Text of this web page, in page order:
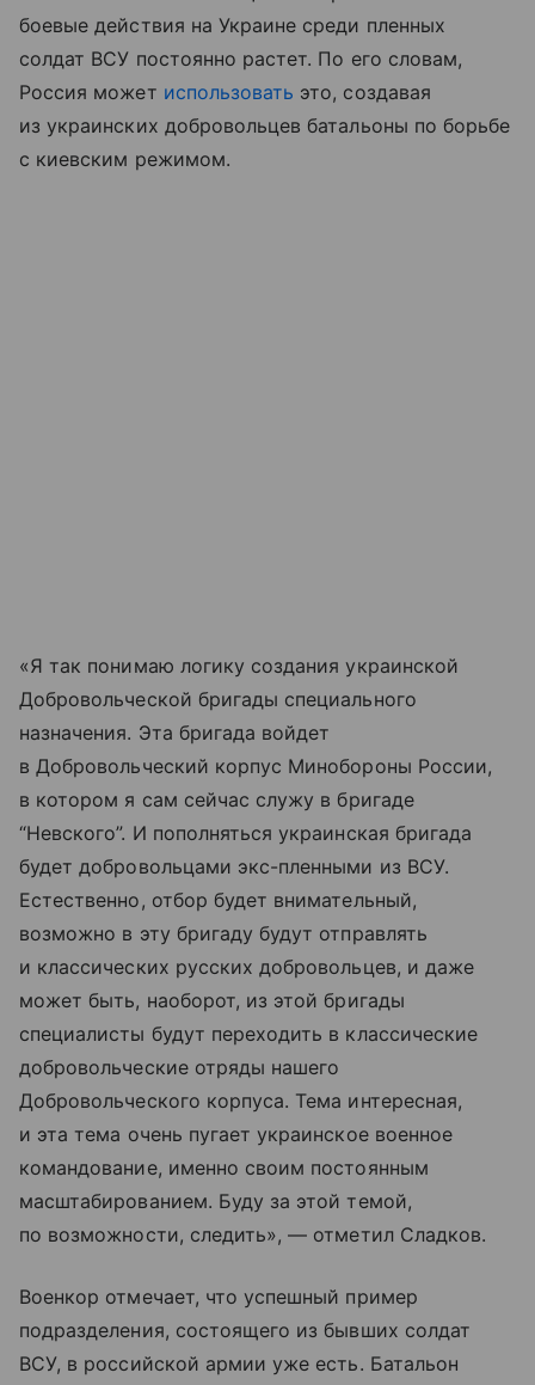
боевые действия на Украине среди пленных
солдат ВСУ постоянно растет. По его словам,
Россия может использовать это, создавая
из украинских добровольцев батальоны по борьбе
с киевским режимом.
«Я так понимаю логику создания украинской
Добровольческой бригады специального
назначения. Эта бригада войдет
в Добровольческий корпус Минобороны России,
в котором я сам сейчас служу в бригаде
“Невского”. И пополняться украинская бригада
будет добровольцами экс-пленными из ВСУ.
Естественно, отбор будет внимательный,
возможно в эту бригаду будут отправлять
и классических русских добровольцев, и даже
может быть, наоборот, из этой бригады
специалисты будут переходить в классические
добровольческие отряды нашего
Добровольческого корпуса. Тема интересная,
и эта тема очень пугает украинское военное
командование, именно своим постоянным
масштабированием. Буду за этой темой,
по возможности, следить», — отметил Сладков.
Военкор отмечает, что успешный пример
подразделения, состоящего из бывших солдат
ВСУ, в российской армии уже есть. Батальон